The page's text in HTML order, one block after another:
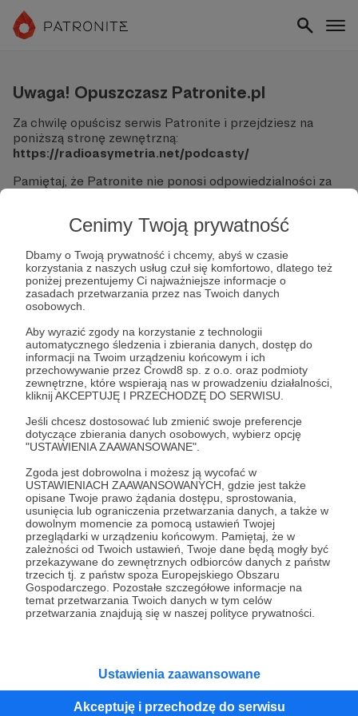
Cenimy Twoją prywatność
Dbamy o Twoją prywatność i chcemy, abyś w czasie
korzystania z naszych usług czuł się komfortowo, dlatego też
poniżej prezentujemy Ci najważniejsze informacje o
zasadach przetwarzania przez nas Twoich danych
osobowych.
Aby wyrazić zgody na korzystanie z technologii
automatycznego śledzenia i zbierania danych, dostęp do
informacji na Twoim urządzeniu końcowym i ich
przechowywanie przez Crowd8 sp. z o.o. oraz podmioty
zewnętrzne, które wspierają nas w prowadzeniu działalności,
kliknij AKCEPTUJĘ I PRZECHODZĘ DO SERWISU.
Jeśli chcesz dostosować lub zmienić swoje preferencje
dotyczące zbierania danych osobowych, wybierz opcję
"USTAWIENIA ZAAWANSOWANE".
Zgoda jest dobrowolna i możesz ją wycofać w
USTAWIENIACH ZAAWANSOWANYCH, gdzie jest także
opisane Twoje prawo żądania dostępu, sprostowania,
usunięcia lub ograniczenia przetwarzania danych, a także w
dowolnym momencie za pomocą ustawień Twojej
przeglądarki w urządzeniu końcowym. Pamiętaj, że w
zależności od Twoich ustawień, Twoje dane będą mogły być
przekazywane do zewnętrznych odbiorców danych z państw
trzecich tj. z państw spoza Europejskiego Obszaru
Gospodarczego. Pozostałe szczegółowe informacje na
temat przetwarzania Twoich danych w tym celów
przetwarzania znajdują się w naszej polityce prywatności.
Ustawienia zaawansowane
Akceptuję i przechodzę do serwisu
Uwaga! Opuszczasz Patronite.pl
Za chwilę opuścisz serwis Patronite i przejdziesz na
poniższą stronę zewnętrzną:
https://radioasymetria.net/podcasty/
Pamiętaj, że Patronite nie ponosi odpowiedzialności za
Nie podawaj swoich danych logowania ani informacji
finansowych na podjerzanych stronach.
Sprawdź dokładnie adres URL, zanim klikniesz przycisk
"Tak, przejdź do strony".
Jeśli masz wątpliwości, wróć do Patronite i zweryfikuj
link.
Czy na pewno chcesz kontynuować?
Tak, przejdź do strony
Kategorie
O Patronite
Dodatkowe produkty
Pomoc
RegulaminPolityka prywatnościPatronite Commons
Unia Europejska